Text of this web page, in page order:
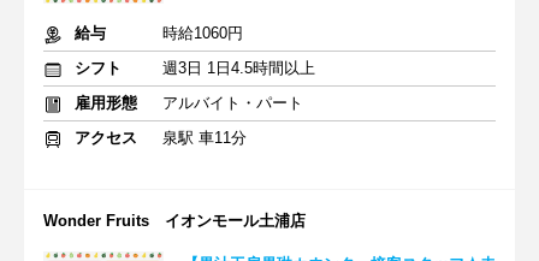
給与
時給1060円
シフト
週3日 1日4.5時間以上
雇用形態
アルバイト・パート
アクセス
泉駅 車11分
Wonder Fruits イオンモール土浦店